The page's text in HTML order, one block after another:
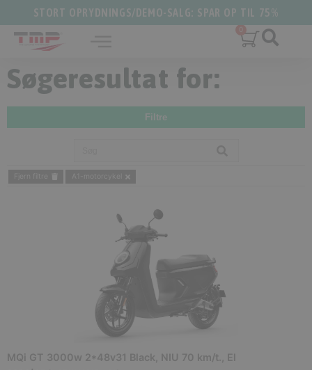
STORT OPRYDNINGS/DEMO-SALG: SPAR OP TIL 75%
Søgeresultat for:
Filtre
MQi GT 3000w 2*48v31 Black, NIU 70 km/t., El